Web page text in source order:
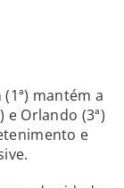
mantém a
e Orlando (3ª)
e